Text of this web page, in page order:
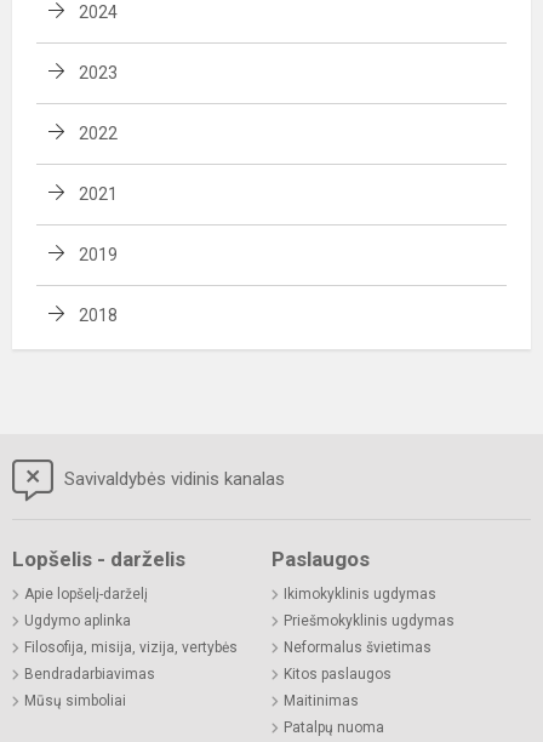
2024
2023
2022
2021
2019
2018
Savivaldybės vidinis kanalas
Lopšelis - darželis
Apie lopšelį-darželį
Ugdymo aplinka
Filosofija, misija, vizija, vertybės
Bendradarbiavimas
Mūsų simboliai
Paslaugos
Ikimokyklinis ugdymas
Priešmokyklinis ugdymas
Neformalus švietimas
Kitos paslaugos
Maitinimas
Patalpų nuoma